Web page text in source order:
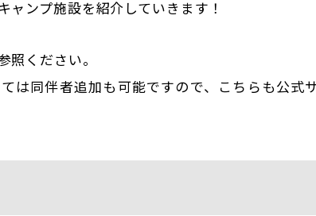
ンプ施設を紹介していきます！
ください。
は同伴者追加も可能ですので、こちらも公式